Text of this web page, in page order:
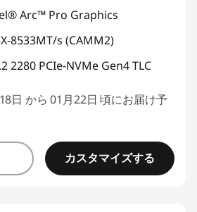
Arc™ Pro Graphics
8533MT/s (CAMM2)
2280 PCIe-NVMe Gen4 TLC
日 から 01月22日 頃にお届け予
カスタマイズする